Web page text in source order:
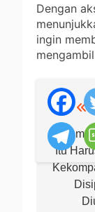
Dengan
ingin
pos
Itu